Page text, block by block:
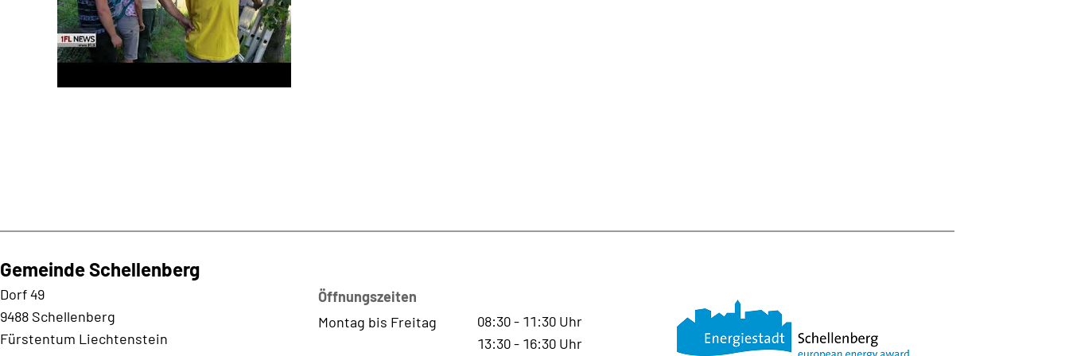
Gemeinde Schellenberg
Dorf 49
9488 Schellenberg
Fürstentum Liechtenstein
Öffnungszeiten
Montag bis Freitag
08:30- 11:30 Uhr
13:30- 16:30 Uhr